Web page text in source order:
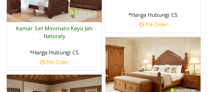
*Harga Hubungi CS
Pre Order
Kamar Set Minimalis Kayu Jati
Naturaly
*Harga Hubungi CS
Pre Order